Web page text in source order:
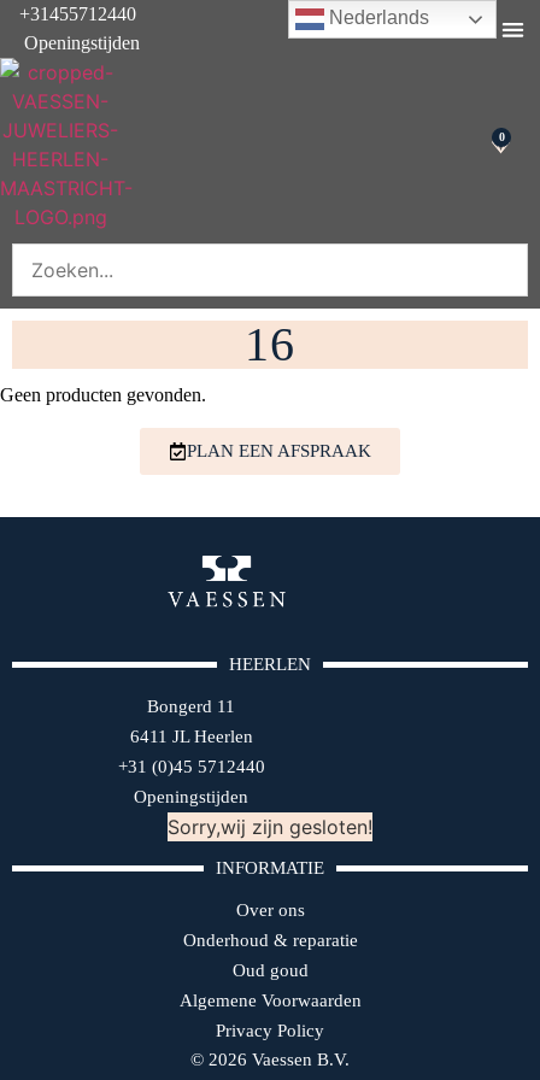
+31455712440
Openingstijden
0
16
Geen producten gevonden.
PLAN EEN AFSPRAAK
HEERLEN
Bongerd 11
6411 JL Heerlen
+31 (0)45 5712440
Openingstijden
Sorry,wij zijn gesloten!
INFORMATIE
Over ons
Onderhoud & reparatie
Oud goud
Algemene Voorwaarden
Privacy Policy
© 2026 Vaessen B.V.
Nederlands